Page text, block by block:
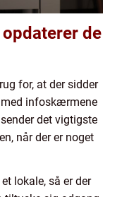
de
for, at der sidder
med infoskærmene
det vigtigste
når der er noget
lokale, så er der